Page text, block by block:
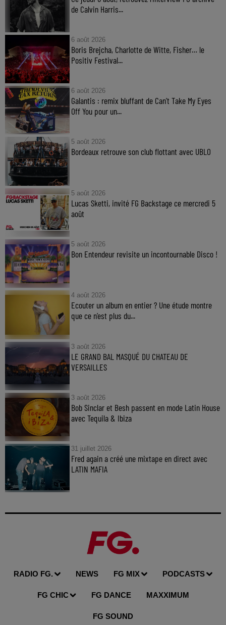
de Calvin Harris...
6 août 2026
Boris Brejcha, Charlotte de Witte, Fisher… le
Positiv Festival...
6 août 2026
Galantis : remix bluffant de Can’t Take My Eyes
Off You pour un...
5 août 2026
Bordeaux retrouve son club flottant avec UBLO
5 août 2026
Lucas Sketti, invité FG Backstage ce mercredi 5
août
5 août 2026
Bon Entendeur revisite un incontournable Disco !
4 août 2026
Ecouter un album en entier ? Une étude montre
que ce n’est plus du...
3 août 2026
LE GRAND BAL MASQUÉ DU CHATEAU DE
VERSAILLES
3 août 2026
Bob Sinclar et Besh passent en mode Latin House
avec Tequila & Ibiza
31 juillet 2026
Fred again a créé une mixtape en direct avec
LATIN MAFIA
RADIO FG. NEWS FG MIX PODCASTS
FG CHIC FG DANCE MAXXIMUM
FG SOUND